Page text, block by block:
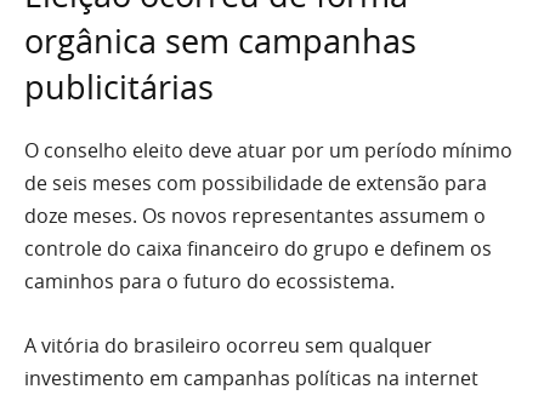
orgânica sem campanhas
publicitárias
O conselho eleito deve atuar por um período mínimo
de seis meses com possibilidade de extensão para
doze meses. Os novos representantes assumem o
controle do caixa financeiro do grupo e definem os
caminhos para o futuro do ecossistema.
A vitória do brasileiro ocorreu sem qualquer
investimento em campanhas políticas na internet